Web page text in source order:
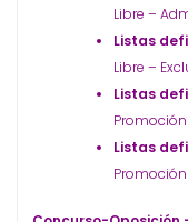
Libre –
Listas
Libre –
Listas
Listas